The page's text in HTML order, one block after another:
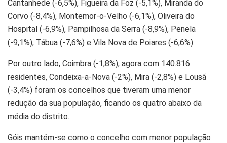
Cantanhede (-6,5%), Figueira da Foz (-5,1%), Miranda do
Corvo (-8,4%), Montemor-o-Velho (-6,1%), Oliveira do
Hospital (-6,9%), Pampilhosa da Serra (-8,9%), Penela
(-9,1%), Tábua (-7,6%) e Vila Nova de Poiares (-6,6%).
Por outro lado, Coimbra (-1,8%), agora com 140.816
residentes, Condeixa-a-Nova (-2%), Mira (-2,8%) e Lousã
(-3,4%) foram os concelhos que tiveram uma menor
redução da sua população, ficando os quatro abaixo da
média do distrito.
Góis mantém-se como o concelho com menor população